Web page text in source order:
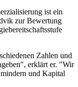
ist ein
zur Bewertung
Zahlen und
erklärt er. "Wir
und Kapital